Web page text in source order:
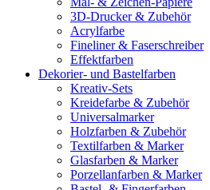
3D-Drucker & Zubehör
Acrylfarbe
Fineliner & Faserschreiber
Effektfarben
Dekorier- und Bastelfarben
Kreativ-Sets
Kreidefarbe & Zubehör
Universalmarker
Holzfarben & Zubehör
Textilfarben & Marker
Glasfarben & Marker
Porzellanfarben & Marker